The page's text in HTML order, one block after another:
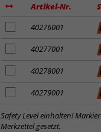
Artikel-Nr.
zum
Merkzettel
hinzufügen
40276001
zum
Merkzettel
hinzufügen
40277001
zum
Merkzettel
hinzufügen
40278001
zum
Merkzettel
hinzufügen
40279001
Safety Level einhalten!
Merkzettel gesetzt.